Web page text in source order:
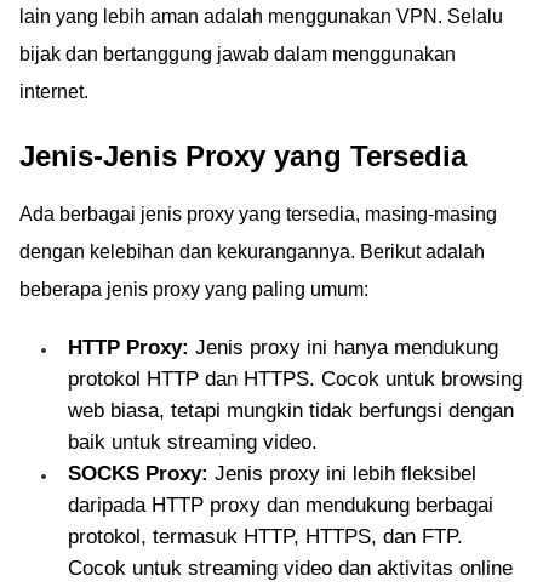
lain yang lebih aman adalah menggunakan VPN. Selalu
bijak dan bertanggung jawab dalam menggunakan
internet.
Jenis-Jenis Proxy yang Tersedia
Ada berbagai jenis proxy yang tersedia, masing-masing
dengan kelebihan dan kekurangannya. Berikut adalah
beberapa jenis proxy yang paling umum:
HTTP Proxy: Jenis proxy ini hanya mendukung
protokol HTTP dan HTTPS. Cocok untuk browsing
web biasa, tetapi mungkin tidak berfungsi dengan
baik untuk streaming video.
SOCKS Proxy: Jenis proxy ini lebih fleksibel
daripada HTTP proxy dan mendukung berbagai
protokol, termasuk HTTP, HTTPS, dan FTP.
Cocok untuk streaming video dan aktivitas online